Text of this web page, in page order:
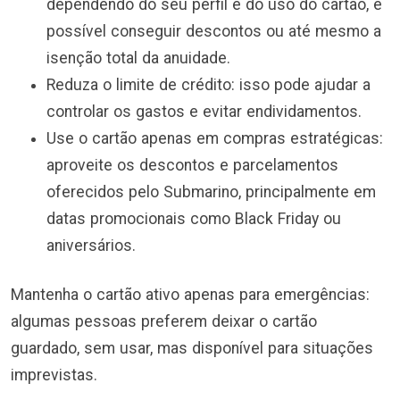
dependendo do seu perfil e do uso do cartão, é
possível conseguir descontos ou até mesmo a
isenção total da anuidade.
Reduza o limite de crédito: isso pode ajudar a
controlar os gastos e evitar endividamentos.
Use o cartão apenas em compras estratégicas:
aproveite os descontos e parcelamentos
oferecidos pelo Submarino, principalmente em
datas promocionais como Black Friday ou
aniversários.
Mantenha o cartão ativo apenas para emergências:
algumas pessoas preferem deixar o cartão
guardado, sem usar, mas disponível para situações
imprevistas.